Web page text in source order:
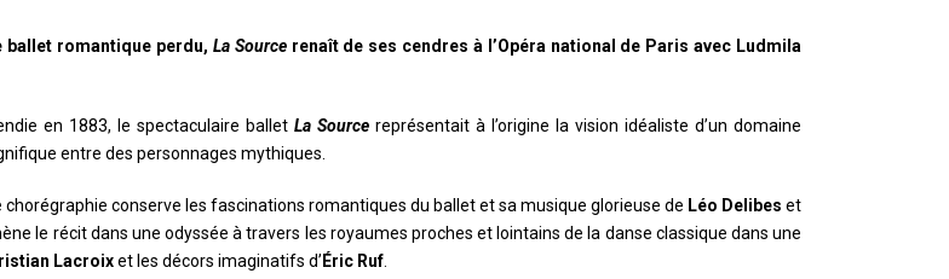
ballet romantique perdu, La Sourcerenaît de ses cendres à l’Opéra national de Paris avec Ludmila
en 1883, le spectaculaire ballet La Source représentait à l’origine la vision idéaliste d’un domaine
entre des personnages mythiques.
chorégraphie conserve les fascinations romantiques du ballet et sa musique glorieuse de Léo Delibes et
le récit dans une odyssée à travers les royaumes proches et lointains de la danse classique dans une
Lacroixet les décors imaginatifs d’ Éric Ruf